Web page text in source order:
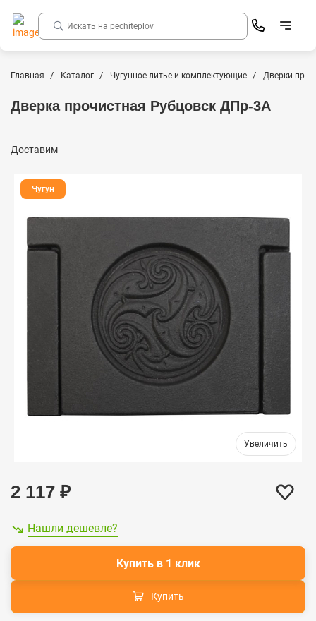
Главная Каталог Чугунное литье и комплектующие Дверки
Дверка прочистная Рубцовск ДПр-3А
Доставим
Чугун
2 117 ₽
Нашли дешевле?
Купить
Купить в 1 клик